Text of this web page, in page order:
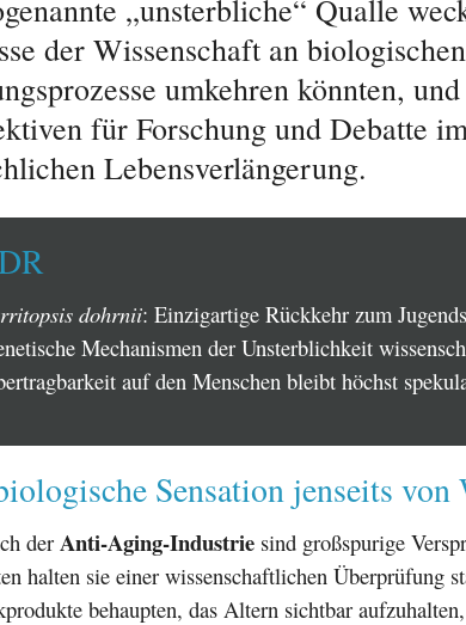
„unsterbliche“ Qualle
der Wissenschaft an
umkehren könnten,
für Forschung und Debatte
Lebensverlängerung.
dohrnii: Einzigartige Rückkehr zum
Mechanismen der Unsterblichkeit
auf den Menschen bleibt höchst
Sensation jenseits von
derAnti-Aging-Industrie sind großspurige
halten sie einer wissenschaftlichen Überprüfung
behaupten, das Altern sichtbar